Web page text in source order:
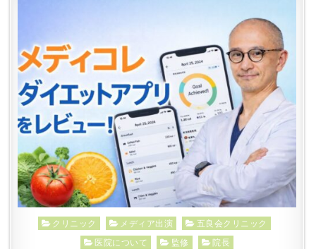
Posted
クリニック メディア出演
五良会クリニック
医院について
監修 院長